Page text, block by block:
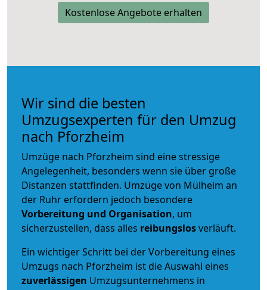
Kostenlose Angebote erhalten
Wir sind die besten
Umzugsexperten für den Umzug
nach Pforzheim
Umzüge nach Pforzheim sind eine stressige
Angelegenheit, besonders wenn sie über große
Distanzen stattfinden. Umzüge von Mülheim an
der Ruhr erfordern jedoch besondere
Vorbereitung und Organisation, um
sicherzustellen, dass alles reibungslosverläuft.
Ein wichtiger Schritt bei der Vorbereitung eines
Umzugs nach Pforzheim ist die Auswahl eines
zuverlässigen Umzugsunternehmens in